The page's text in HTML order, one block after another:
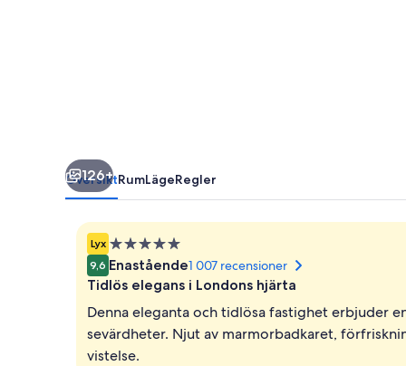
126+
ÖversiktRumLägeRegler
Lyx 5.0-
stjärnigt
boende
9,6 Enastående1 007 recensioner
Tidlös elegans i Londons hjärta
Denna eleganta och tidlösa fastighet erbjuder
sevärdheter. Njut av marmorbadkaret,
vistelse.